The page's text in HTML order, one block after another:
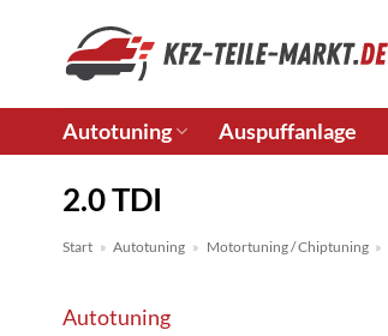
springen
Autotuning Auspuffanlage
2.0 TDI
Start » Autotuning » Motortuning / Chiptuning »
Autotuning